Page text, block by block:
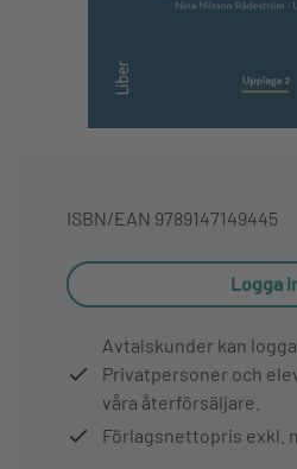
ISBN/EAN 9789147149445
Logga
Avtalskunder kan
Privatpersoner och
våra återförsäljare.
Förlagsnettopris exkl.